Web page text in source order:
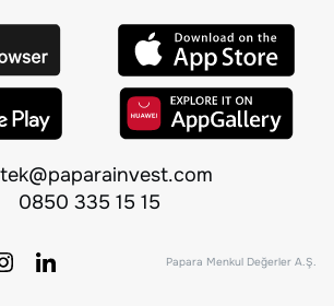
0850 335 15 15
Papara Menkul Değerler A.Ş.